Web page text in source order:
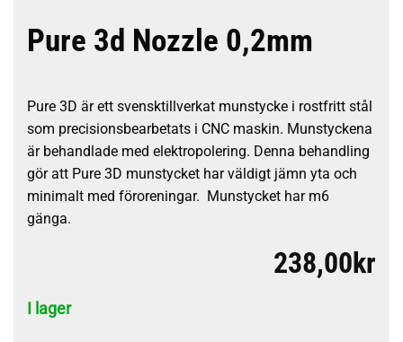
Pure 3d Nozzle 0,2mm
Pure 3D är ett svensktillverkat munstycke i rostfritt stål
som precisionsbearbetats i CNC maskin. Munstyckena
är behandlade med elektropolering. Denna behandling
gör att Pure 3D munstycket har väldigt jämn yta och
minimalt med föroreningar. Munstycket har m6
gänga.
238,00kr
I lager